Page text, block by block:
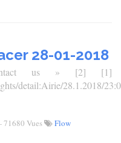
28-01-2018
us » [2] [1]
detail:Airie/28.1.2018/
Vues
Flow